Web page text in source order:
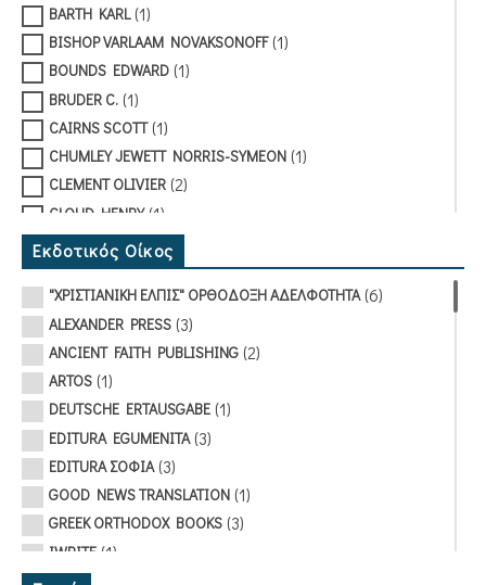
BARTH KARL(1)
BISHOP VARLAAM NOVAKSONOFF(1)
BOUNDS EDWARD (1)
BRUDER C. (1)
CAIRNS SCOTT(1)
CHUMLEY JEWETT NORRIS-SYMEON (1)
CLEMENT OLIVIER (2)
CLOUD HENRY(1)
COLLIANDER TITO(1)
DESEILLE ΠΛΑΚΙΔΑΣ (ΜΟΝΑΧΟΣ)(3)
DINU TUDOR(1)
DUREL ALAIN(1)
EVRARD GAETAN (1)
FODOR CECILIE
FOREST JIM (1)
FRANZ RAYMOND(1)
FURCHI GLIATAS COSMINA
GASCUEL ΙΩΑΝΝΗΣ (ΙΕΡΟΜΟΝΑΧΟΣ)
GHEORGHIU VIRGIL(1)
GILLET LEV (ΙΕΡΕΑΣ)
Εκδοτικός Οίκος
"ΧΡΙΣΤΙΑΝΙΚΗ ΕΛΠΙΣ" ΟΡΘΟΔΟΞΗ ΑΔΕΛΦΟΤΗΤΑ(6)
ALEXANDER PRESS (3)
ANCIENT FAITH PUBLISHING (2)
ARTOS (1)
DEUTSCHE ERTAUSGABE (1)
EDITURA EGUMENITA(3)
EDITURA ΣΟΦΙΑ(3)
GOOD NEWS TRANSLATION (1)
GREEK ORTHODOX BOOKS (3)
IWRITE (1)
LIPA(1)